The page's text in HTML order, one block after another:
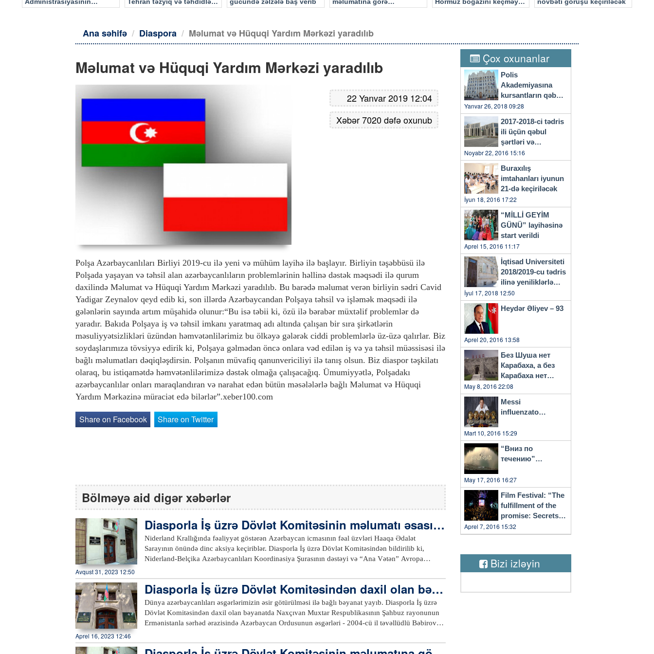
Ana səhifə Diaspora Məlumat və Hüquqi Yardım Mərkəzi yaradılıb
Məlumat və Hüquqi Yardım Mərkəzi yaradılıb
22 Yanvar 2019 12:04
Xəbər 7020 dəfə oxunub
Polşa Azərbaycanlıları Birliyi 2019-cu ilə yeni və mühüm layihə ilə başlayır. Birliyin təşəbbüsü ilə
Polşada yaşayan və təhsil alan azərbaycanlıların problemlərinin həllinə dəstək məqsədi ilə qurum
daxilində Məlumat və Hüquqi Yardım Mərkəzi yaradılıb. Bu barədə məlumat verən birliyin sədri Cavid
Yadigar Zeynalov qeyd edib ki, son illərdə Azərbaycandan Polşaya təhsil və işləmək məqsədi ilə
gələnlərin sayında artım müşahidə olunur:“Bu isə təbii ki, özü ilə bərabər müxtəlif problemlər də
yaradır. Bakıda Polşaya iş və təhsil imkanı yaratmaq adı altında çalışan bir sıra şirkətlərin
məsuliyyətsizlikləri üzündən həmvətənlilərimiz bu ölkəyə gələrək ciddi problemlərlə üz-üzə qalırlar. Biz
soydaşlarımıza tövsiyyə edirik ki, Polşaya gəlmədən öncə onlara vəd edilən iş və ya təhsil müəssisəsi ilə
bağlı məlumatları dəqiqləşdirsin. Polşanın müvafiq qanunvericiliyi ilə tanış olsun. Biz diaspor təşkilatı
olaraq, bu istiqamətdə həmvətənlilərimizə dəstək olmağa çalışacağıq. Ümumiyyətlə, Polşadakı
azərbaycanlılar onları maraqlandıran və narahat edən bütün məsələlərlə bağlı Məlumat və Hüquqi
Yardım Mərkəzinə müraciət edə bilərlər”.xeber100.com
Share on Facebook Share on Twitter
Bölməyə aid digər xəbərlər
Diasporla İş üzrə Dövlət Komitəsinin məlumatı əsasın
da…
Niderland Krallığında fəaliyyət göstərən Azərbaycan icmasının fəal üzvləri Haaqa Ədalət
Sarayının önündə dinc aksiya keçiriblər. Diasporla İş üzrə Dövlət Komitəsindən bildirilib ki,
Niderland-Belçika Azərbaycanlıları Koordinasiya Şurasının dəstəyi və “Ana Vətən” Avropa
qəsbkar və təcavüzkar siyasət yürütmüş Ermənistanın dünya ictimaiyyətini yenidən siyasi, hərbi
və informasiya yönümlü manipulyasiya kampaniyası üçün alətə çevirmək və Azərbaycanın
Qarabağ bölgəsində təxribatlar törətmək cəhdlərinə etiraz məqsədilə gerçəkləşdirilib. Niderland
ictimaiyyətinin diqqəti “Azərbaycan sülh istəyir, Ermənistan müharibə istəyir”, “Ermənistan sülhü
rədd edir, müharibəni seçir”, “Ermənistan, sülh sazişini imzala!”, “Ermənistan faktları təhrif edir,
dayandır!”, “Ermənilərin minaları dinc sakinləri öldürür!”, “Ermənistan minaları - müharibə
Avqust 31, 2023 12:50
Diasporla İş üzrə Dövlət Komitəsindən daxil olan bəya
natda
Dünya azərbaycanlıları əsgərlərimizin əsir götürülməsi ilə bağlı bəyanat yayıb. Diasporla İş üzrə
Dövlət Komitəsindən daxil olan bəyanatda Naxçıvan Muxtar Respublikasının Şahbuz rayonunun
Ermənistanla sərhəd ərazisində Azərbaycan Ordusunun əsgərləri - 2004-cü il təvəllüdlü Bəbirov
tərəfindən əsir götürülməsi və Azərbaycan hərbçilərinə işgəncə verilməsi, onlarla qeyri-insani
Aprel 16, 2023 12:46
Çox oxunanlar
Polis
Akademiyasına
kursantların qəbulu
başlayıb
Yanvar 26, 2018 09:28
2017-2018-ci tədris
ili üçün qəbul
şərtləri və
qaydaları…
Noyabr 22, 2016 15:16
Buraxılış
imtahanları iyunun
21-də keçiriləcək
İyun 18, 2016 17:22
“MİLLİ GEYİM
GÜNÜ” layihəsinə
start verildi
Aprel 15, 2016 11:17
İqtisad Universiteti
2018/2019-cu tədris
ilinə yeniliklərlə
başlayacaq
İyul 17, 2018 12:50
Heydər Əliyev – 93
Aprel 20, 2016 13:58
Без Шуша нет
Карабаха, а без
Карабаха нет
Азербайджана…
May 8, 2016 22:08
Messi
influenzato…
Mart 10, 2016 15:29
“Вниз по
течению”…
May 17, 2016 16:27
Film Festival: “The
fulfillment of the
promise: Secrets
of Vilnius”
Aprel 7, 2016 15:32
Bizi izləyin